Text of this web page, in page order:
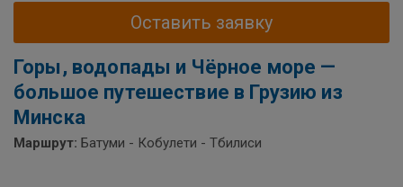
Оставить заявку
Горы, водопады и Чёрное море —
большое путешествие в Грузию из
Минска
Маршрут: Батуми - Кобулети - Тбилиси